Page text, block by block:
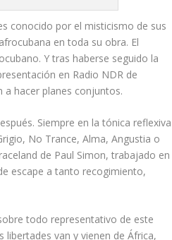
conocido por el misticismo de sus
en toda su obra. El
Y tras haberse seguido la
en Radio NDR de
hacer planes conjuntos.
Siempre en la tónica reflexiva
No Trance, Alma, Angustia o
de Paul Simon, trabajado en
escape a tanto recogimiento,
todo representativo de este
van y vienen de África,